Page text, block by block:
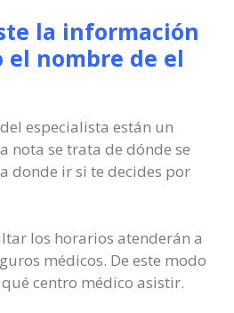
la información
el nombre de el
especialista están un
nota se trata de dónde se
donde ir si te decides por
los horarios atenderán a
médicos. De este modo
centro médico asistir.